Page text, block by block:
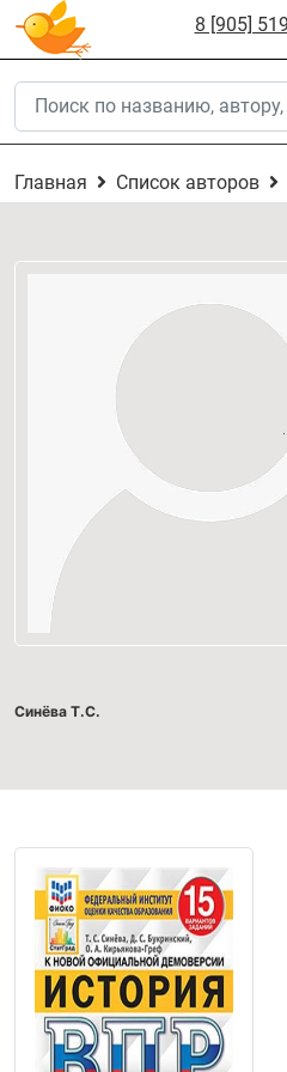
8 [905]
Главная Список авторов
Синёва Т.С.